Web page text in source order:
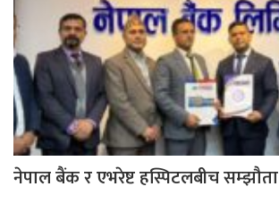
नेपाल बैंक र एभरेष्ट हस्पिटलबीच सम्झौता